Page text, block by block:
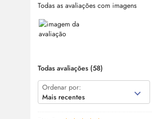
Todas as avaliações com imagens
Todas avaliações (58)
Ordenar por:
Mais recentes